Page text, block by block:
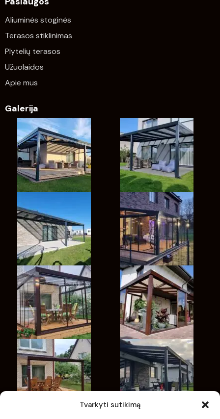
Tvarkyti sutikimą
Aliuminės stoginės
Terasos stiklinimas
Plytelių terasos
Užuolaidos
Apie mus
Galerija